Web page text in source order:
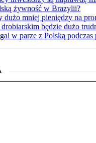
żywność w Brazylii?
dużo mniej pieniędzy na
będzie dużo
w parze z Polską